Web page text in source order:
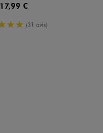
17,99 €
5/5 de moyenne
(31 avis)